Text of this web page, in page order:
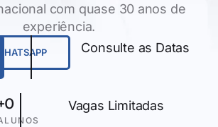
com quase 30 anos de
experiência.
WHATSAPP Consulte as Datas
0 Vagas Limitadas